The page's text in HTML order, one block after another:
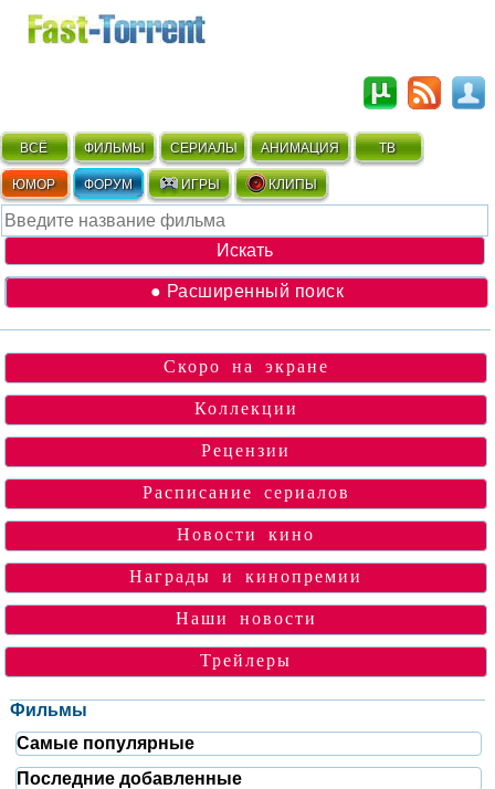
ВСЁ ФИЛЬМЫ СЕРИАЛЫ АНИМАЦИЯ ТВ
ЮМОР ФОРУМ ИГРЫ КЛИПЫ
● Расширенный поиск
Скоро на экране
Коллекции
Рецензии
Расписание сериалов
Новости кино
Награды и кинопремии
Наши новости
Трейлеры
Фильмы
Самые популярные
Последние добавленные